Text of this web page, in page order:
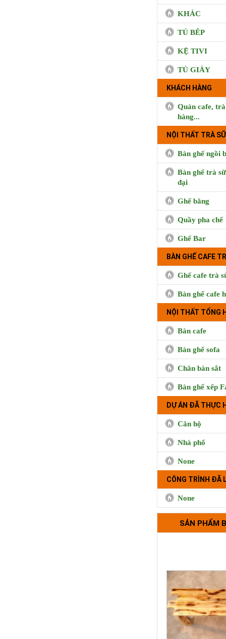
KHÁC
TỦ BÊP
KỆ TIVI
TỦ GIÀY
KHÁCH HÀNG
Quán cafe,
hàng...
NỘI THẤT TRÀ
Bàn ghế ngồi
Bàn ghế trà
đại
Ghế băng
Quầy pha chế
Ghế Bar
BÀN GHẾ CAFE
Ghế cafe trà
Bàn ghế cafe
NỘI THẤT TỔNG
Bàn cafe
Bàn ghế sofa
Chân bàn sắt
Bàn ghế xếp
DỰ ÁN ĐÃ THỰC
Căn hộ
Nhà phố
None
CÔNG TRÌNH ĐÃ
None
SẢN PHẨM
BUI
Cà phê Boong,
Hưng,
Phụng,
Bộ tựa lưng